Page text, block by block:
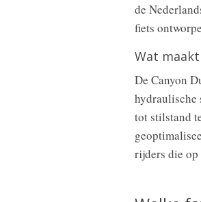
de
fiets
Wat maakt
De Canyon
hydraulische
tot stilstand
rijders die op